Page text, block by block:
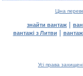
Ціна
знайти вантаж |
вантажі з Литви |
Усі права захищені.